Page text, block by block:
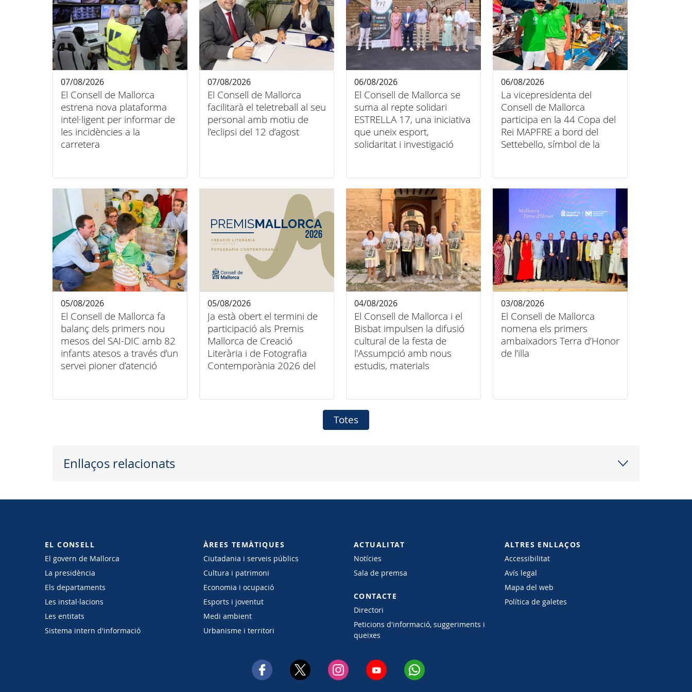
El Consell de Mallorca
estrena nova plataforma
intel·ligent per informar de
les incidències a la
carretera
07/08/2026
El Consell de Mallorca
facilitarà el teletreball al seu
personal amb motiu de
l’eclipsi del 12 d’agost
07/08/2026
El Consell de Mallorca se
suma al repte solidari
ESTRELLA 17, una iniciativa
que uneix esport,
solidaritat i investigació
06/08/2026
La vicepresidenta del
Consell de Mallorca
participa en la 44 Copa del
Rei MAPFRE a bord del
Settebello, símbol de la
06/08/2026
El Consell de Mallorca fa
balanç dels primers nou
mesos del SAI-DIC amb 82
infants atesos a través d’un
servei pioner d’atenció
05/08/2026
Ja està obert el termini de
participació als Premis
Mallorca de Creació
Literària i de Fotografia
Contemporània 2026 del
05/08/2026
El Consell de Mallorca i el
Bisbat impulsen la difusió
cultural de la festa de
l'Assumpció amb nous
estudis, materials
04/08/2026
El Consell de Mallorca
nomena els primers
ambaixadors Terra d’Honor
de l’illa
03/08/2026
Totes
Enllaços relacionats
EL CONSELL
El govern de Mallorca
La presidència
Els departaments
Les instal·lacions
Les entitats
Sistema intern d'informació
ÀREES TEMÀTIQUES
Ciutadania i serveis públics
Cultura i patrimoni
Economia i ocupació
Esports i joventut
Medi ambient
Urbanisme i territori
ACTUALITAT
Notícies
Sala de premsa
CONTACTE
Directori
Peticions d'informació, suggeriments i
queixes
ALTRES ENLLAÇOS
Accessibilitat
Avís legal
Mapa del web
Política de galetes